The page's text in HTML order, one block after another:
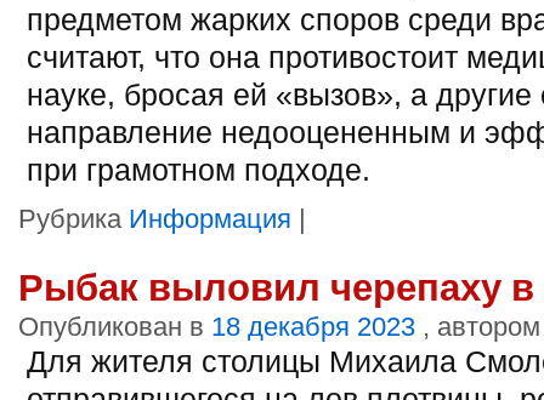
предметом жарких споров среди
считают, что она противостоит
науке, бросая ей «вызов», а другие
направление недооцененным и
при грамотном подходе.
Рубрика Информация |
Рыбак выловил черепаху в
Опубликован в 18 декабря 2023 , автором
Для жителя столицы Михаила